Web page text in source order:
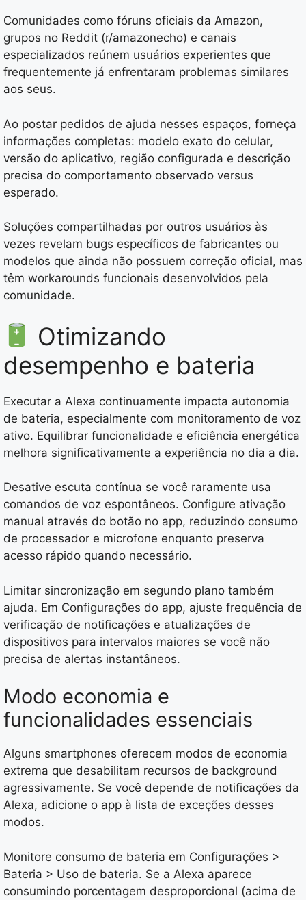
Comunidades como fóruns oficiais da Amazon,
grupos no Reddit (r/amazonecho) e canais
especializados reúnem usuários experientes que
frequentemente já enfrentaram problemas similares
aos seus.
Ao postar pedidos de ajuda nesses espaços, forneça
informações completas: modelo exato do celular,
versão do aplicativo, região configurada e descrição
precisa do comportamento observado versus
esperado.
Soluções compartilhadas por outros usuários às
vezes revelam bugs específicos de fabricantes ou
modelos que ainda não possuem correção oficial, mas
têm workarounds funcionais desenvolvidos pela
comunidade.
Otimizando
desempenho e bateria
Executar a Alexa continuamente impacta autonomia
de bateria, especialmente com monitoramento de voz
ativo. Equilibrar funcionalidade e eficiência energética
melhora significativamente a experiência no dia a dia.
Desative escuta contínua se você raramente usa
comandos de voz espontâneos. Configure ativação
manual através do botão no app, reduzindo consumo
de processador e microfone enquanto preserva
acesso rápido quando necessário.
Limitar sincronização em segundo plano também
ajuda. Em Configurações do app, ajuste frequência de
verificação de notificações e atualizações de
dispositivos para intervalos maiores se você não
precisa de alertas instantâneos.
Modo economia e
funcionalidades essenciais
Alguns smartphones oferecem modos de economia
extrema que desabilitam recursos de background
agressivamente. Se você depende de notificações da
Alexa, adicione o app à lista de exceções desses
modos.
Monitore consumo de bateria em Configurações >
Bateria > Uso de bateria. Se a Alexa aparece
consumindo porcentagem desproporcional (acima de